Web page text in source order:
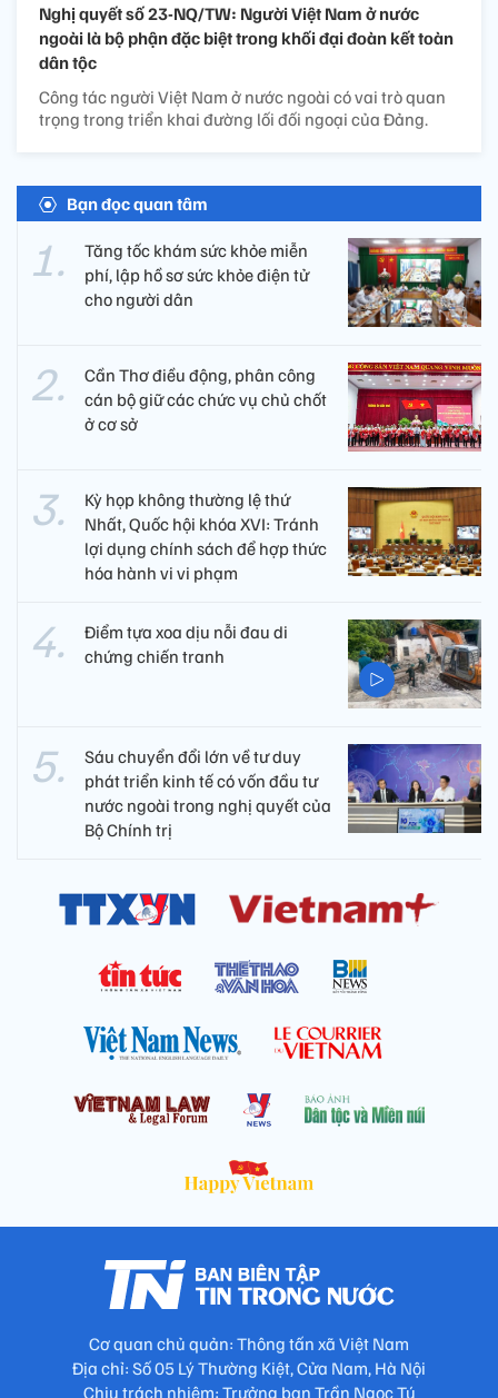
Nghị quyết số 23-NQ/TW: Người Việt Nam ở nước
ngoài là bộ phận đặc biệt trong khối đại đoàn kết toàn
dân tộc
Công tác người Việt Nam ở nước ngoài có vai trò quan
trọng trong triển khai đường lối đối ngoại của Đảng.
Bạn đọc quan tâm
Tăng tốc khám sức khỏe miễn
phí, lập hồ sơ sức khỏe điện tử
cho người dân
Cần Thơ điều động, phân công
cán bộ giữ các chức vụ chủ chốt
ở cơ sở
Kỳ họp không thường lệ thứ
Nhất, Quốc hội khóa XVI: Tránh
lợi dụng chính sách để hợp thức
hóa hành vi vi phạm
Điểm tựa xoa dịu nỗi đau di
chứng chiến tranh
Sáu chuyển đổi lớn về tư duy
phát triển kinh tế có vốn đầu tư
nước ngoài trong nghị quyết của
Bộ Chính trị
Cơ quan chủ quản: Thông tấn xã Việt Nam
Địa chỉ: Số 05 Lý Thường Kiệt, Cửa Nam, Hà Nội
Chịu trách nhiệm: Trưởng ban Trần Ngọc Tú